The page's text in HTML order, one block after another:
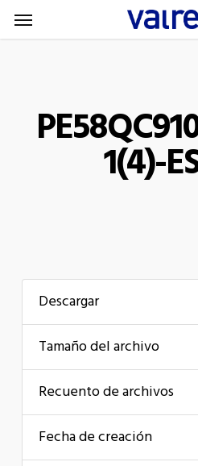
Skip
to
Menu
1(4)-
Descargar
Tamaño del archivo
Recuento de archivos
Fecha de creación
Menu